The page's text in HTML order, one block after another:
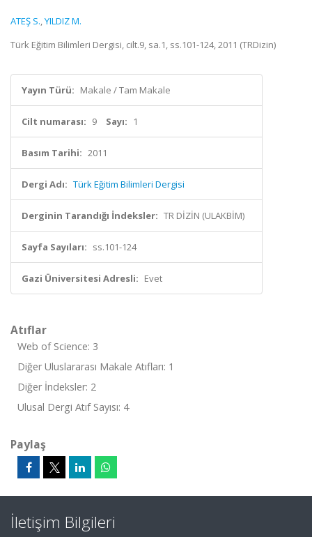
ATEŞ S.,YILDIZ M.
Türk Eğitim Bilimleri Dergisi, cilt.9, sa.1, ss.101-124, 2011 (TRDizin)
Yayın Türü: Makale / Tam Makale
Cilt numarası: 9 Sayı: 1
Basım Tarihi: 2011
Dergi Adı: Türk Eğitim Bilimleri Dergisi
Derginin Tarandığı İndeksler: TR DİZİN (ULAKBİM)
Sayfa Sayıları: ss.101-124
Gazi Üniversitesi Adresli: Evet
Atıflar
Web of Science: 3
Diğer Uluslararası Makale Atıfları: 1
Diğer İndeksler: 2
Ulusal Dergi Atıf Sayısı: 4
Paylaş
İletişim Bilgileri